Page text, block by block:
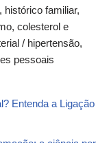
histórico familiar,
colesterol e
/ hipertensão,
pessoais
Entenda a Ligação